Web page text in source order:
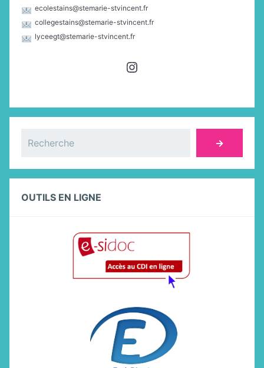
ecolestains@stemarie-stvincent.fr
collegestains@stemarie-stvincent.fr
lyceegt@stemarie-stvincent.fr
Instagram
→
OUTILS EN LIGNE